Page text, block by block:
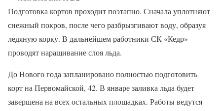
Подготовка кортов проходит поэтапно. Сначала уплотняют
снежный покров, после чего разбрызгивают воду, образуя
ледяную корку. В дальнейшем работники СК «Кедр»
проводят наращивание слоя льда.
До Нового года запланировано полностью подготовить
корт на Первомайской, 42. В январе заливка льда будет
завершена на всех остальных площадках. Работы ведутся